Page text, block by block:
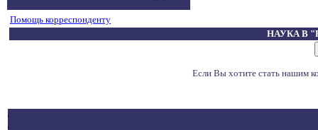
Помощь корреспонденту
НАУКА В
Если Вы хотите стать нашим